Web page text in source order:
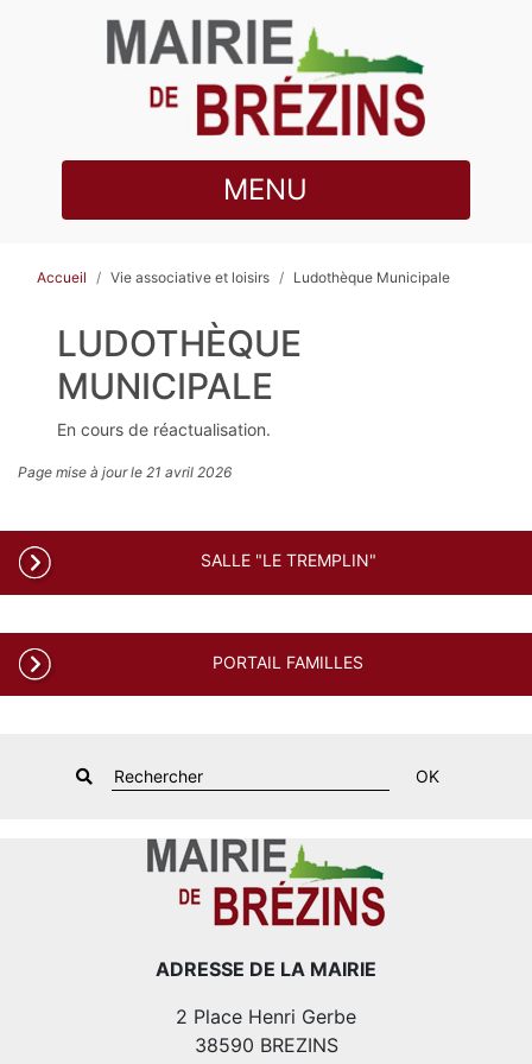
MENU
Accueil Vie associative et loisirs Ludothèque Municipale
LUDOTHÈQUE
MUNICIPALE
En cours de réactualisation.
Page mise à jour le 21 avril 2026
SALLE "LE TREMPLIN"
PORTAIL FAMILLES
OK
ADRESSE DE LA MAIRIE
2 Place Henri Gerbe
38590 BREZINS